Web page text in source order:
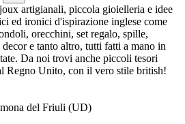
artigianali, piccola gioielleria e idee
ed ironici d'ispirazione inglese come
orecchini, set regalo, spille,
e tanto altro, tutti fatti a mano in
Da noi trovi anche piccoli tesori
Regno Unito, con il vero stile british!
del Friuli (UD)